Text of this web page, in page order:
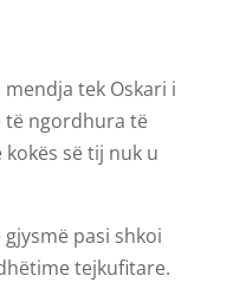
tek Oskari i
të ngordhura të
së tij nuk u
pasi shkoi
tejkufitare.